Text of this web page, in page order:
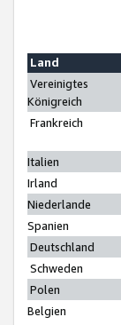
Land
Vereinigtes
Königreich
Frankreich
Italien
Irland
Niederlande
Spanien
Deutschland
Schweden
Polen
Belgien